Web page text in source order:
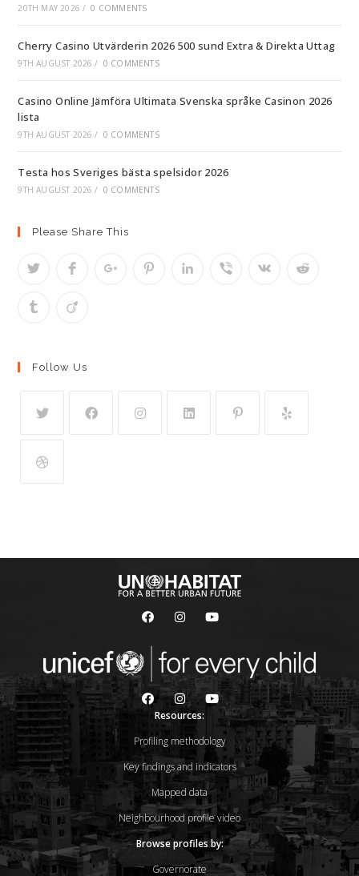
20TH MAY 2026 / 0 COMMENTS
Cherry Casino Utvärderin 2026 500 sund Extra & Direkta Uttag
9TH AUGUST 2026 / 0 COMMENTS
Casino Online Jämföra Ultimata Svenska språke Casinon 2026 ️
lista
9TH AUGUST 2026 / 0 COMMENTS
Testa hos Sveriges bästa spelsidor 2026
9TH AUGUST 2026 / 0 COMMENTS
Please Share This
Follow Us
Resources:
Profiling methodology
Key findings and indicators
Mapped data
Neighbourhood profile video
Browse profiles by:
Governorate